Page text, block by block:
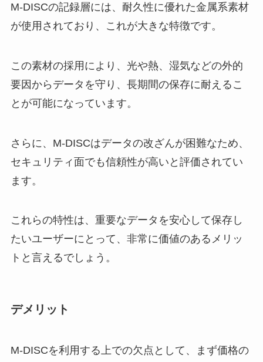
M-DISCの記録層には、耐久性に優れた金属系素材
が使用されており、これが大きな特徴です。
この素材の採用により、光や熱、湿気などの外的
要因からデータを守り、長期間の保存に耐えるこ
とが可能になっています。
さらに、M-DISCはデータの改ざんが困難なため、
セキュリティ面でも信頼性が高いと評価されてい
ます。
これらの特性は、重要なデータを安心して保存し
たいユーザーにとって、非常に価値のあるメリッ
トと言えるでしょう。
デメリット
M-DISCを利用する上での欠点として、まず価格の